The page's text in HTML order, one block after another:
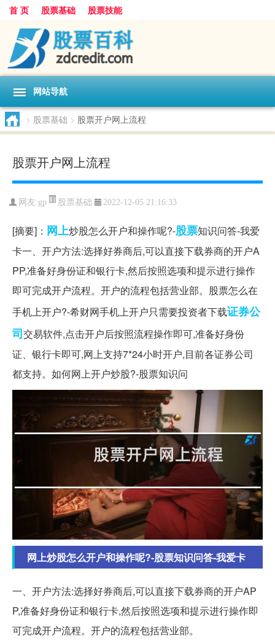
首 页 股票基础 股票技能
网站导航
> 股票基础 > 股票开户网上流程
股票开户网上流程
网友:gp 股票基础 2022-12-05 21:16:33
[摘要]： 网上炒股怎么开户和操作呢?-股票知识问答-我爱
卡一、开户方法:选择好券商后,可以直接下载券商的开户A
PP,准备好身份证和银行卡,然后按照选项和提示进行操作
即可完成开户流程。开户的流程包括营业部。股票怎么在
手机上开户?-希财网手机上开户只需要投资者下载证券公
司交易软件,点击开户后按照流程操作即可,准备好身份
证、银行卡即可,网上支持7*24小时开户,目前各证券公司
都支持。如何网上开户炒股?-股票知识问
网上炒股怎么开户和操作呢?-股票知识问答-我爱卡
一、开户方法:选择好券商后,可以直接下载券商的开户AP
P,准备好身份证和银行卡,然后按照选项和提示进行操作即
可完成开户流程。开户的流程包括营业部。